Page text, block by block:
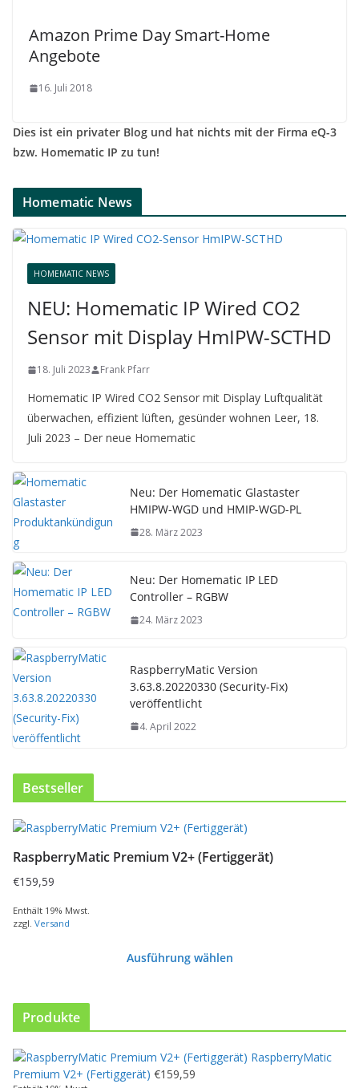
Amazon Prime Day Smart-Home
Angebote
16. Juli 2018
Dies ist ein privater Blog und hat nichts mit der Firma eQ-3
bzw. Homematic IP zu tun!
Homematic News
HOMEMATIC NEWS
NEU: Homematic IP Wired CO2
Sensor mit Display HmIPW-SCTHD
18. Juli 2023 Frank Pfarr
Homematic IP Wired CO2 Sensor mit Display Luftqualität
überwachen, effizient lüften, gesünder wohnen Leer, 18.
Juli 2023 – Der neue Homematic
Neu: Der Homematic Glastaster
HMIPW-WGD und HMIP-WGD-PL
28. März 2023
Neu: Der Homematic IP LED
Controller – RGBW
24. März 2023
RaspberryMatic Version
3.63.8.20220330 (Security-Fix)
veröffentlicht
4. April 2022
Bestseller
RaspberryMatic Premium V2+ (Fertiggerät)
€159,59
Enthält 19% Mwst.
zzgl. Versand
Ausführung wählen
s
e
s
P
Produkte
RaspberryMatic
Premium V2+ (Fertiggerät) €159,59